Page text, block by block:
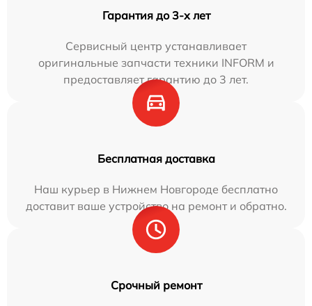
Гарантия до 3-х лет
Сервисный центр устанавливает
оригинальные запчасти техники INFORM и
предоставляет гарантию до 3 лет.
Бесплатная доставка
Наш курьер в Нижнем Новгороде бесплатно
доставит ваше устройство на ремонт и обратно.
Срочный ремонт